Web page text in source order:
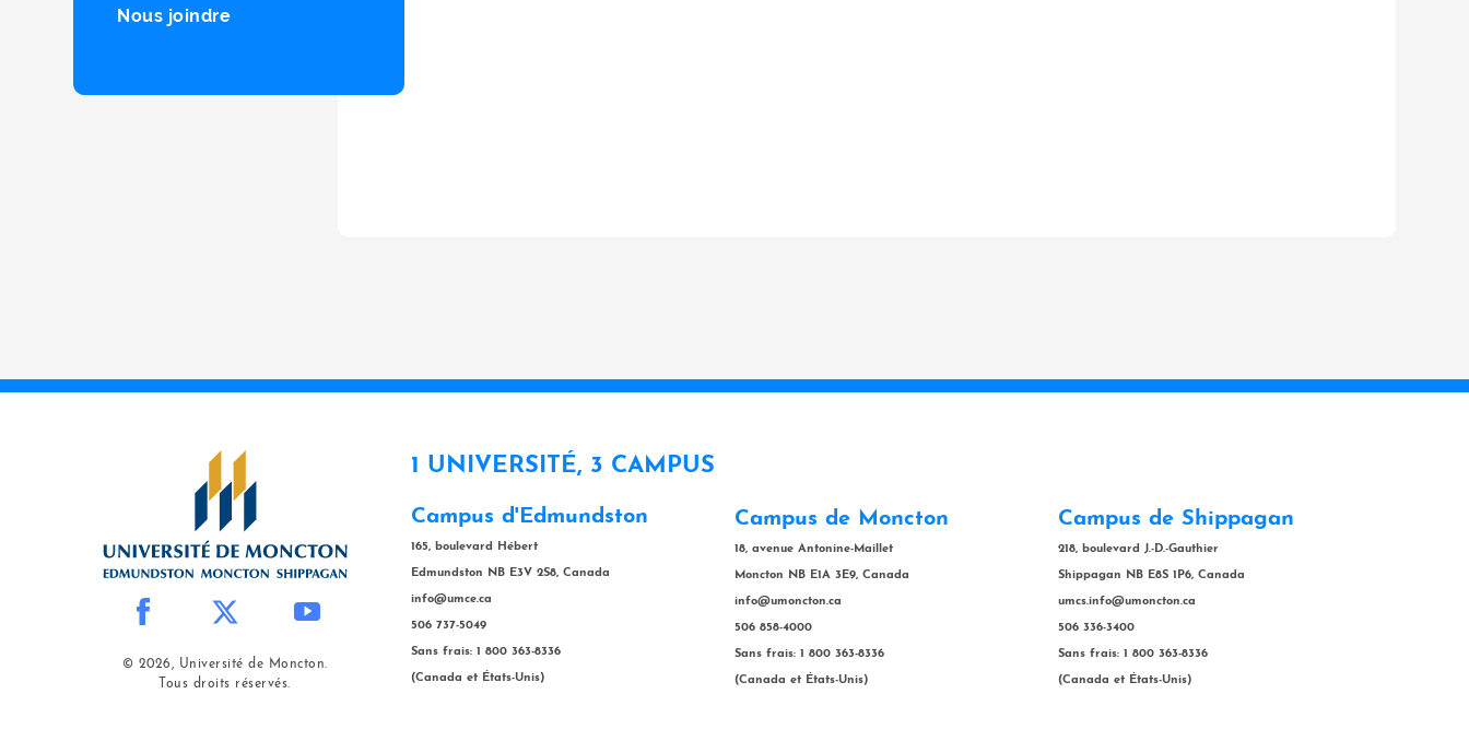
Nous joindre
© 2026, Université de Moncton.
Tous droits réservés.
1 UNIVERSITÉ, 3 CAMPUS
Campus d'Edmundston
165, boulevard Hébert
Edmundston NB E3V 2S8, Canada
info@umce.ca
506 737-5049
Sans frais: 1 800 363-8336
(Canada et États-Unis)
Campus de Moncton
18, avenue Antonine-Maillet
Moncton NB E1A 3E9, Canada
info@umoncton.ca
506 858-4000
Sans frais: 1 800 363-8336
(Canada et États-Unis)
Campus de Shippagan
218, boulevard J.-D.-Gauthier
Shippagan NB E8S 1P6, Canada
umcs.info@umoncton.ca
506 336-3400
Sans frais: 1 800 363-8336
(Canada et États-Unis)